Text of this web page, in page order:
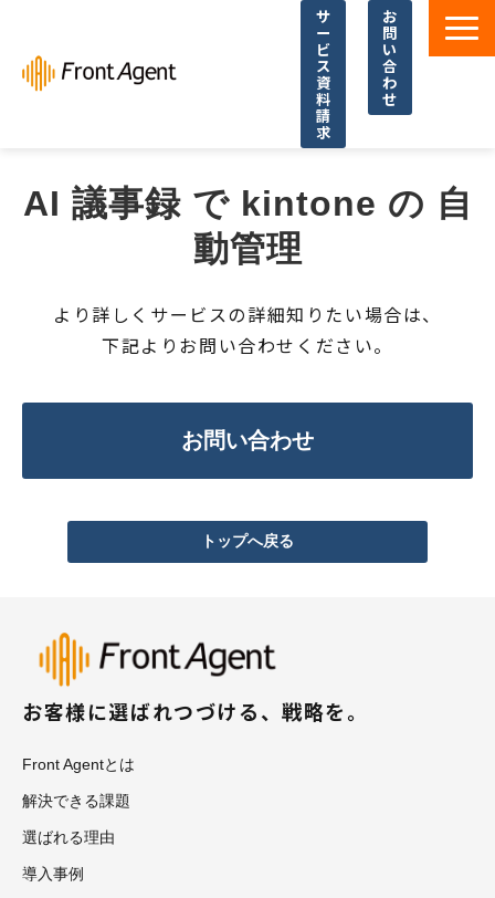
サ
ー
ビ
ス
資
料
請
求
お
問
い
合
わ
せ
よくあるご質問
イベント・セミナー
お役立ち記事・コラム
AI 議事録 で kintone の 自
動管理
より詳しくサービスの詳細知りたい場合は、
下記よりお問い合わせください。
お問い合わせ
トップへ戻る
お客様に選ばれつづける、戦略を。
Front Agentとは
解決できる課題
選ばれる理由
導入事例